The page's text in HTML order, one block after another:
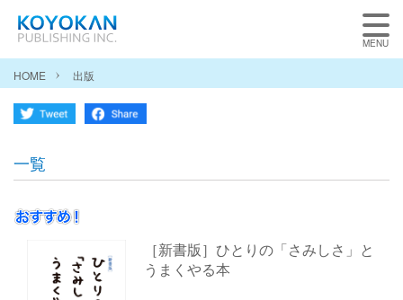
HOME 出版
一覧
［新書版］ひとりの「さみしさ」と
うまくやる本